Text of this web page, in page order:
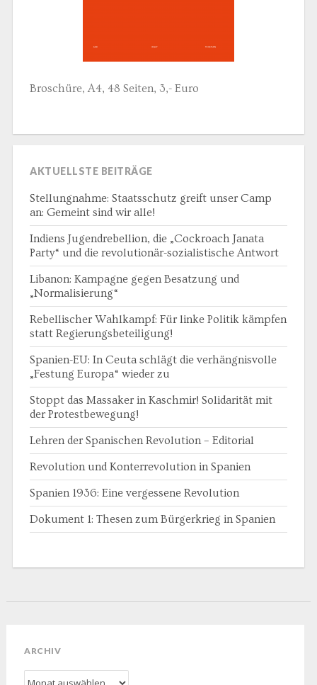
Broschüre, A4, 48 Seiten, 3,- Euro
AKTUELLSTE BEITRÄGE
Stellungnahme: Staatsschutz greift unser Camp
an: Gemeint sind wir alle!
Indiens Jugendrebellion, die „Cockroach Janata
Party“ und die revolutionär-sozialistische Antwort
Libanon: Kampagne gegen Besatzung und
„Normalisierung“
Rebellischer Wahlkampf: Für linke Politik kämpfen
statt Regierungsbeteiligung!
Spanien-EU: In Ceuta schlägt die verhängnisvolle
„Festung Europa“ wieder zu
Stoppt das Massaker in Kaschmir! Solidarität mit
der Protestbewegung!
Lehren der Spanischen Revolution – Editorial
Revolution und Konterrevolution in Spanien
Spanien 1936: Eine vergessene Revolution
Dokument 1: Thesen zum Bürgerkrieg in Spanien
ARCHIV
Archiv